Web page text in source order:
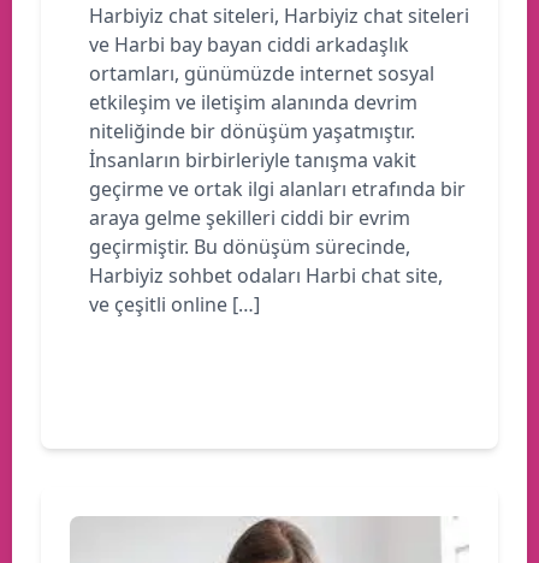
Harbiyiz chat siteleri, Harbiyiz chat siteleri
ve Harbi bay bayan ciddi arkadaşlık
ortamları, günümüzde internet sosyal
etkileşim ve iletişim alanında devrim
niteliğinde bir dönüşüm yaşatmıştır.
İnsanların birbirleriyle tanışma vakit
geçirme ve ortak ilgi alanları etrafında bir
araya gelme şekilleri ciddi bir evrim
geçirmiştir. Bu dönüşüm sürecinde,
Harbiyiz sohbet odaları Harbi chat site,
ve çeşitli online […]